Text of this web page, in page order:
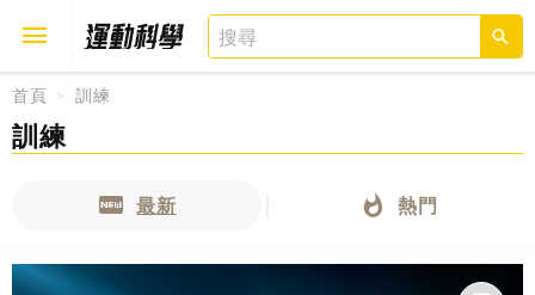
首頁 訓練
訓練
最新 熱門